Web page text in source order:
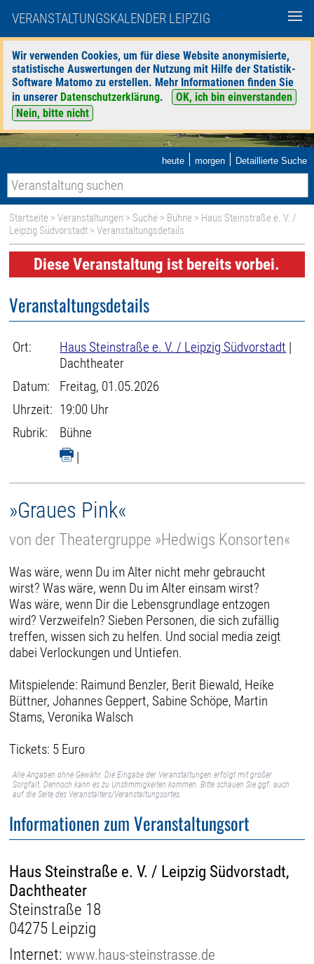
VERANSTALTUNGSKALENDER LEIPZIG
Wir verwenden Cookies, um für diese Website anonymisierte,
statistische Auswertungen der Nutzung mit Hilfe der Statistik-
Software Matomo zu erstellen. Mehr Informationen finden Sie
in unserer Datenschutzerklärung.
OK, ich bin einverstanden
Nein, bitte nicht
heute | morgen | Detaillierte Suche
Startseite >Veranstaltungen > Suche > Bühne > Haus Steinstraße e. V. /
Leipzig Südvorstadt > Veranstaltungsdetails
Diese Veranstaltung ist bereits vorbei.
Veranstaltungsdetails
Ort: Haus Steinstraße e. V. / Leipzig Südvorstadt |
Dachtheater
Datum:
Freitag, 01.05.2026
Uhrzeit: 19:00 Uhr
Rubrik:
Bühne
|
»Graues Pink«
von der Theatergruppe »Hedwigs Konsorten«
Was wäre, wenn Du im Alter nicht mehr gebraucht
wirst? Was wäre, wenn Du im Alter einsam wirst?
Was wäre, wenn Dir die Lebensgrundlage entzogen
wird? Verzweifeln? Sieben Personen, die sich zufällig
treffen, wissen sich zu helfen. Und social media zeigt
dabei Verlockungen und Untiefen.
Mitspielende: Raimund Benzler, Berit Biewald, Heike
Büttner, Johannes Geppert, Sabine Schöpe, Martin
Stams, Veronika Walsch
Tickets: 5 Euro
Alle Angaben ohne Gewähr. Die Eingabe der Veranstaltungen erfolgt mit großer
Sorgfalt. Dennoch kann es zu Unstimmigkeiten kommen. Bitte schauen Sie ggf. auch
auf die Seite des Veranstalters/Veranstaltungsortes.
Informationen zum Veranstaltungsort
Haus Steinstraße e. V. / Leipzig Südvorstadt,
Dachtheater
Steinstraße 18
04275 Leipzig
Internet:www.haus-steinstrasse.de